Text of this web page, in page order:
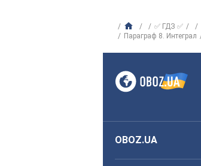
✅ ГДЗ ✅
Параграф 8. Интеграл
OBOZ.UA